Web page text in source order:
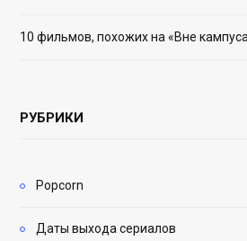
10 фильмов, похожих на «Вне
РУБРИКИ
Popcorn
Даты выхода сериалов